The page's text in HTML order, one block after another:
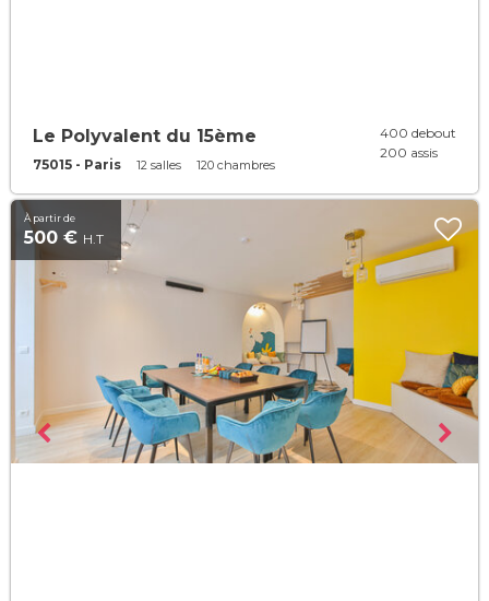
Le Polyvalent du 15ème
75015 - Paris 12 salles 120 chambres
400 debout
200 assis
À partir de
500 € H.T